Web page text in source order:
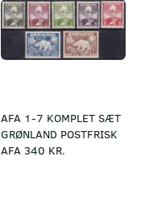
AFA 1-7 KOMPLET SÆT
GRØNLAND POSTFRISK
AFA 340 KR.